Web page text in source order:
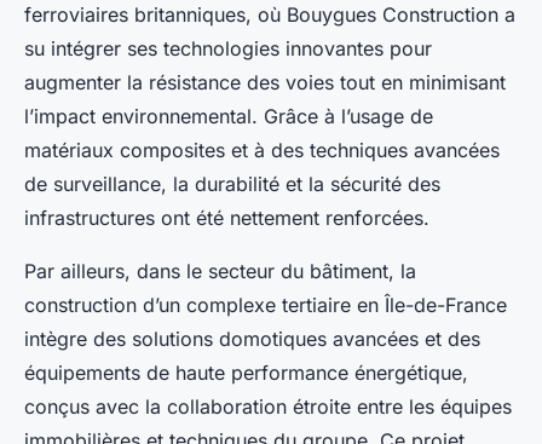
ferroviaires britanniques, où Bouygues Construction a
su intégrer ses technologies innovantes pour
augmenter la résistance des voies tout en minimisant
l’impact environnemental. Grâce à l’usage de
matériaux composites et à des techniques avancées
de surveillance, la durabilité et la sécurité des
infrastructures ont été nettement renforcées.
Par ailleurs, dans le secteur du bâtiment, la
construction d’un complexe tertiaire en Île-de-France
intègre des solutions domotiques avancées et des
équipements de haute performance énergétique,
conçus avec la collaboration étroite entre les équipes